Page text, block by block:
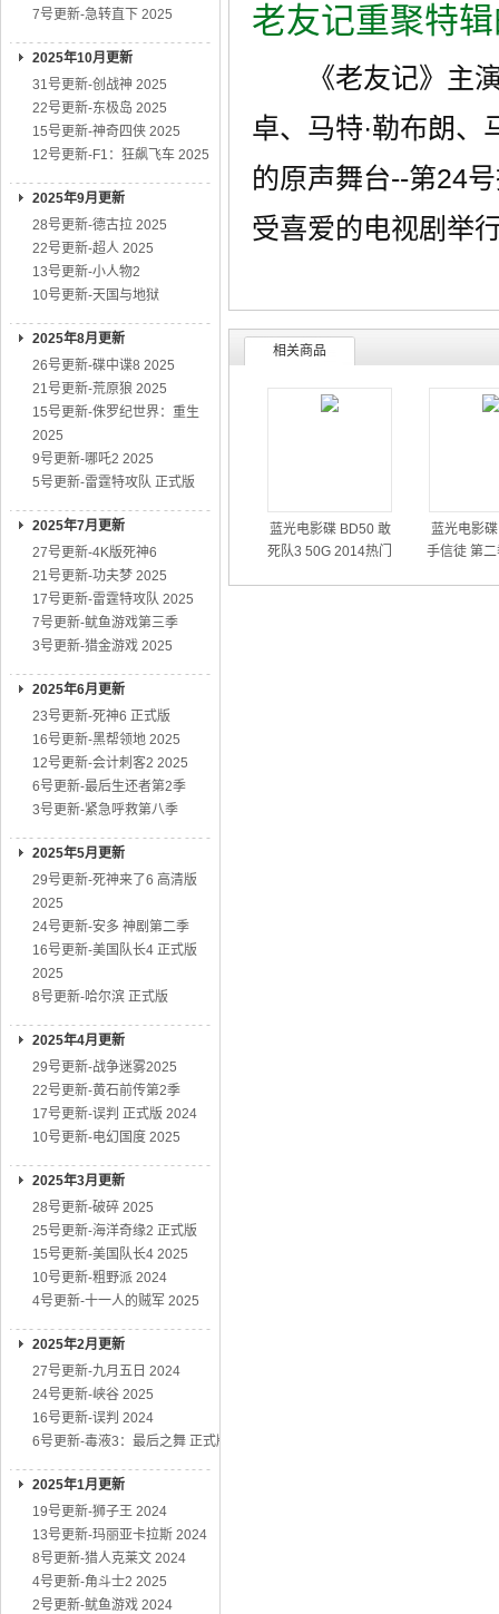
7号更新-急转直下 2025
2025年10月更新
31号更新-创战神 2025
22号更新-东极岛 2025
15号更新-神奇四侠 2025
12号更新-F1：狂飙飞车 2025
2025年9月更新
28号更新-德古拉 2025
22号更新-超人 2025
13号更新-小人物2
10号更新-天国与地狱
2025年8月更新
26号更新-碟中谍8 2025
21号更新-荒原狼 2025
15号更新-侏罗纪世界：重生
2025
9号更新-哪吒2 2025
5号更新-雷霆特攻队 正式版
2025年7月更新
27号更新-4K版死神6
21号更新-功夫梦 2025
17号更新-雷霆特攻队 2025
7号更新-鱿鱼游戏第三季
3号更新-猎金游戏 2025
2025年6月更新
23号更新-死神6 正式版
16号更新-黑帮领地 2025
12号更新-会计刺客2 2025
6号更新-最后生还者第2季
3号更新-紧急呼救第八季
2025年5月更新
29号更新-死神来了6 高清版
2025
24号更新-安多 神剧第二季
16号更新-美国队长4 正式版
2025
8号更新-哈尔滨 正式版
2025年4月更新
29号更新-战争迷雾2025
22号更新-黄石前传第2季
17号更新-误判 正式版 2024
10号更新-电幻国度 2025
2025年3月更新
28号更新-破碎 2025
25号更新-海洋奇缘2 正式版
15号更新-美国队长4 2025
10号更新-粗野派 2024
4号更新-十一人的贼军 2025
2025年2月更新
27号更新-九月五日 2024
24号更新-峡谷 2025
16号更新-误判 2024
6号更新-毒液3：最后之舞 正式版
2025年1月更新
19号更新-狮子王 2024
13号更新-玛丽亚卡拉斯 2024
8号更新-猎人克莱文 2024
4号更新-角斗士2 2025
2号更新-鱿鱼游戏 2024
老友记重聚特
《老友记》主演
卓、马特·勒布朗、
的原声舞台--第24
受喜爱的电视剧举
相关商品
蓝光电影碟 BD50 敢
死队3 50G 2014热门
蓝光电影
手信徒 第